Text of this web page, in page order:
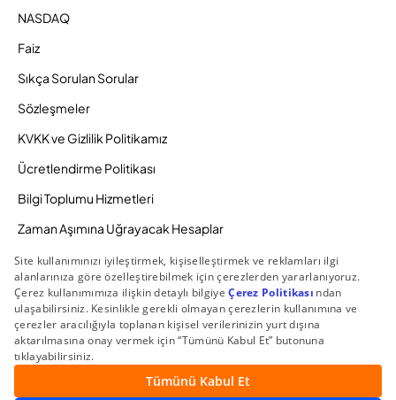
NASDAQ
Faiz
Sıkça Sorulan Sorular
Sözleşmeler
KVKK ve Gizlilik Politikamız
Ücretlendirme Politikası
Bilgi Toplumu Hizmetleri
Zaman Aşımına Uğrayacak Hesaplar
Duyurular ve Kampanyalar
© 2026 Gedik Yatırım Menkul Değerler AŞ. Tüm Hakları